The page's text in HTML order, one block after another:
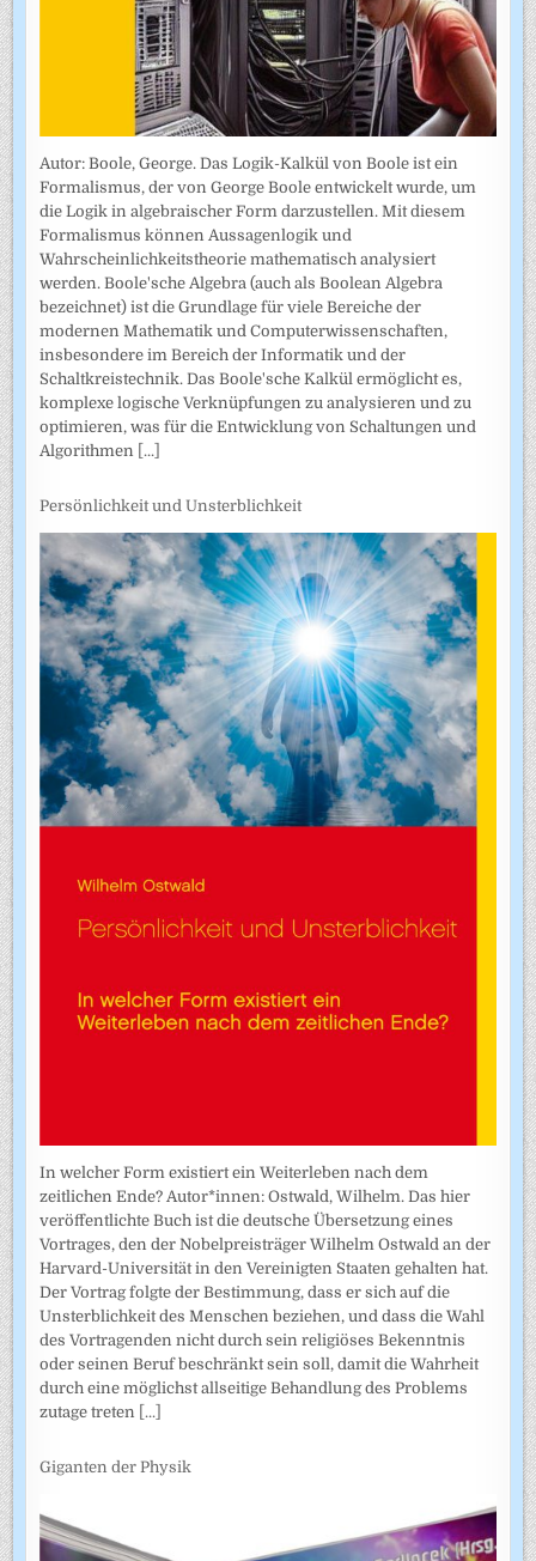
Autor: Boole, George. Das Logik-Kalkül von Boole ist ein
Formalismus, der von George Boole entwickelt wurde, um
die Logik in algebraischer Form darzustellen. Mit diesem
Formalismus können Aussagenlogik und
Wahrscheinlichkeitstheorie mathematisch analysiert
werden. Boole'sche Algebra (auch als Boolean Algebra
bezeichnet) ist die Grundlage für viele Bereiche der
modernen Mathematik und Computerwissenschaften,
insbesondere im Bereich der Informatik und der
Schaltkreistechnik. Das Boole'sche Kalkül ermöglicht es,
komplexe logische Verknüpfungen zu analysieren und zu
optimieren, was für die Entwicklung von Schaltungen und
Algorithmen [...]
Persönlichkeit und Unsterblichkeit
In welcher Form existiert ein Weiterleben nach dem
zeitlichen Ende? Autor*innen: Ostwald, Wilhelm. Das hier
veröffentlichte Buch ist die deutsche Übersetzung eines
Vortrages, den der Nobelpreisträger Wilhelm Ostwald an der
Harvard-Universität in den Vereinigten Staaten gehalten hat.
Der Vortrag folgte der Bestimmung, dass er sich auf die
Unsterblichkeit des Menschen beziehen, und dass die Wahl
des Vortragenden nicht durch sein religiöses Bekenntnis
oder seinen Beruf beschränkt sein soll, damit die Wahrheit
durch eine möglichst allseitige Behandlung des Problems
zutage treten [...]
Giganten der Physik